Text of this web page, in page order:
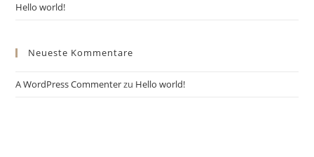
Hello world!
Neueste Kommentare
A WordPress Commenterzu Hello world!